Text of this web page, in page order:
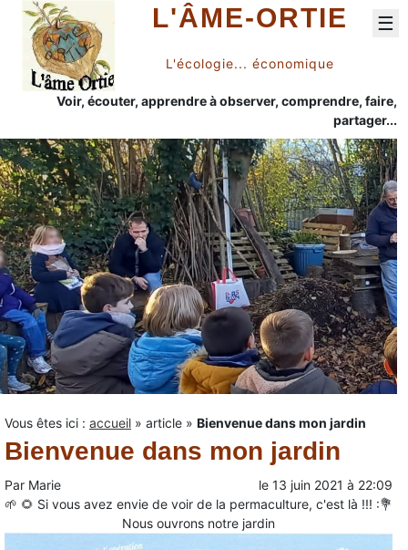
L'ÂME-ORTIE
L'écologie... économique
Voir, écouter, apprendre à observer, comprendre, faire,
partager...
☰
Vous êtes ici : accueil » article » Bienvenue dans mon jardin
Bienvenue dans mon jardin
Par Marie le 13 juin 2021 à 22:09
🌱 🌻 Si vous avez envie de voir de la permaculture, c'est là !!! :💐
Nous ouvrons notre jardin